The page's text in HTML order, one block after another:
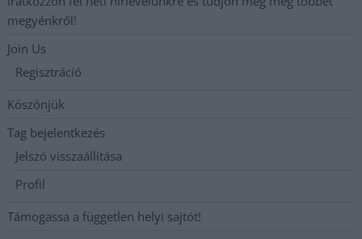
megyénkről!
Join Us
Regisztráció
Köszönjük
Tag bejelentkezés
Jelszó visszaállítása
Profil
Támogassa a független helyi sajtót!